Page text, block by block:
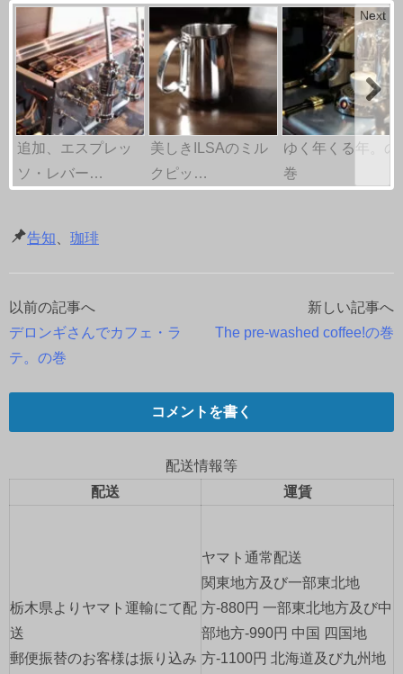
追加、エスプレッ
ソ・レバー…
美しきILSAのミル
クピッ…
ゆく年くる年。の
巻
Next
告知 珈琲
投
稿
ナ
ビ
ー
ン
以前の記事へ
デロンギさんでカフェ・ラ
テ。の巻
新しい記事へ
The pre-washed coffee!の巻
コメントを書く
配送情報等
配送
運賃
栃木県よりヤマト運輸にて配
送
郵便振替のお客様は振り込み
ヤマト通常配送
関東地方及び一部東北地
方-880円 一部東北地方及び中
部地方-990円 中国 四国地
方-1100円 北海道及び九州地